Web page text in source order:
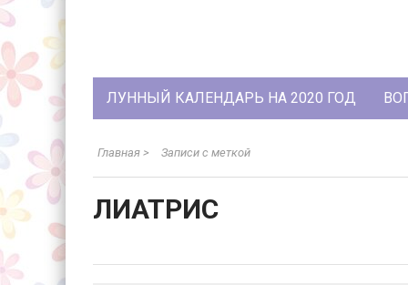
ЛУННЫЙ КАЛЕНДАРЬ НА 2020 ГОД
Главная > Записи с меткой
ЛИАТРИС